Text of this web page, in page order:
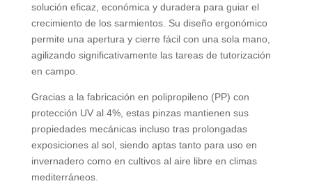
solución eficaz, económica y duradera para guiar el
crecimiento de los sarmientos. Su diseño ergonómico
permite una apertura y cierre fácil con una sola mano,
agilizando significativamente las tareas de tutorización
en campo.
Gracias a la fabricación en polipropileno (PP) con
protección UV al 4%, estas pinzas mantienen sus
propiedades mecánicas incluso tras prolongadas
exposiciones al sol, siendo aptas tanto para uso en
invernadero como en cultivos al aire libre en climas
mediterráneos.